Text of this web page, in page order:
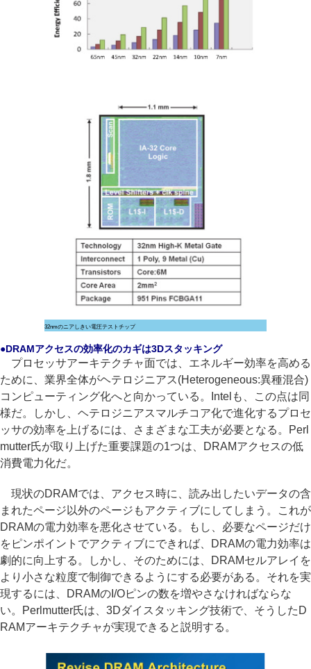
32nmのニアしきい電圧テストチップ
●DRAMアクセスの効率化のカギは3Dスタッキング
プロセッサアーキテクチャ面では、エネルギー効率を高める
ために、業界全体がヘテロジニアス(Heterogeneous:異種混合)
コンピューティング化へと向かっている。Intelも、この点は同
様だ。しかし、ヘテロジニアスマルチコア化で進化するプロセ
ッサの効率を上げるには、さまざまな工夫が必要となる。Perl
mutter氏が取り上げた重要課題の1つは、DRAMアクセスの低
消費電力化だ。
現状のDRAMでは、アクセス時に、読み出したいデータの含
まれたページ以外のページもアクティブにしてしまう。これが
DRAMの電力効率を悪化させている。もし、必要なページだけ
をピンポイントでアクティブにできれば、DRAMの電力効率は
劇的に向上する。しかし、そのためには、DRAMセルアレイを
より小さな粒度で制御できるようにする必要がある。それを実
現するには、DRAMのI/Oピンの数を増やさなければならな
い。Perlmutter氏は、3Dダイスタッキング技術で、そうしたD
RAMアーキテクチャが実現できると説明する。